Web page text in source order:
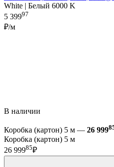
White | Белый 6000 K
5 39997
₽/м
В наличии
Коробка (картон) 5 м — 26 999
Коробка (картон) 5 м
26 99985₽